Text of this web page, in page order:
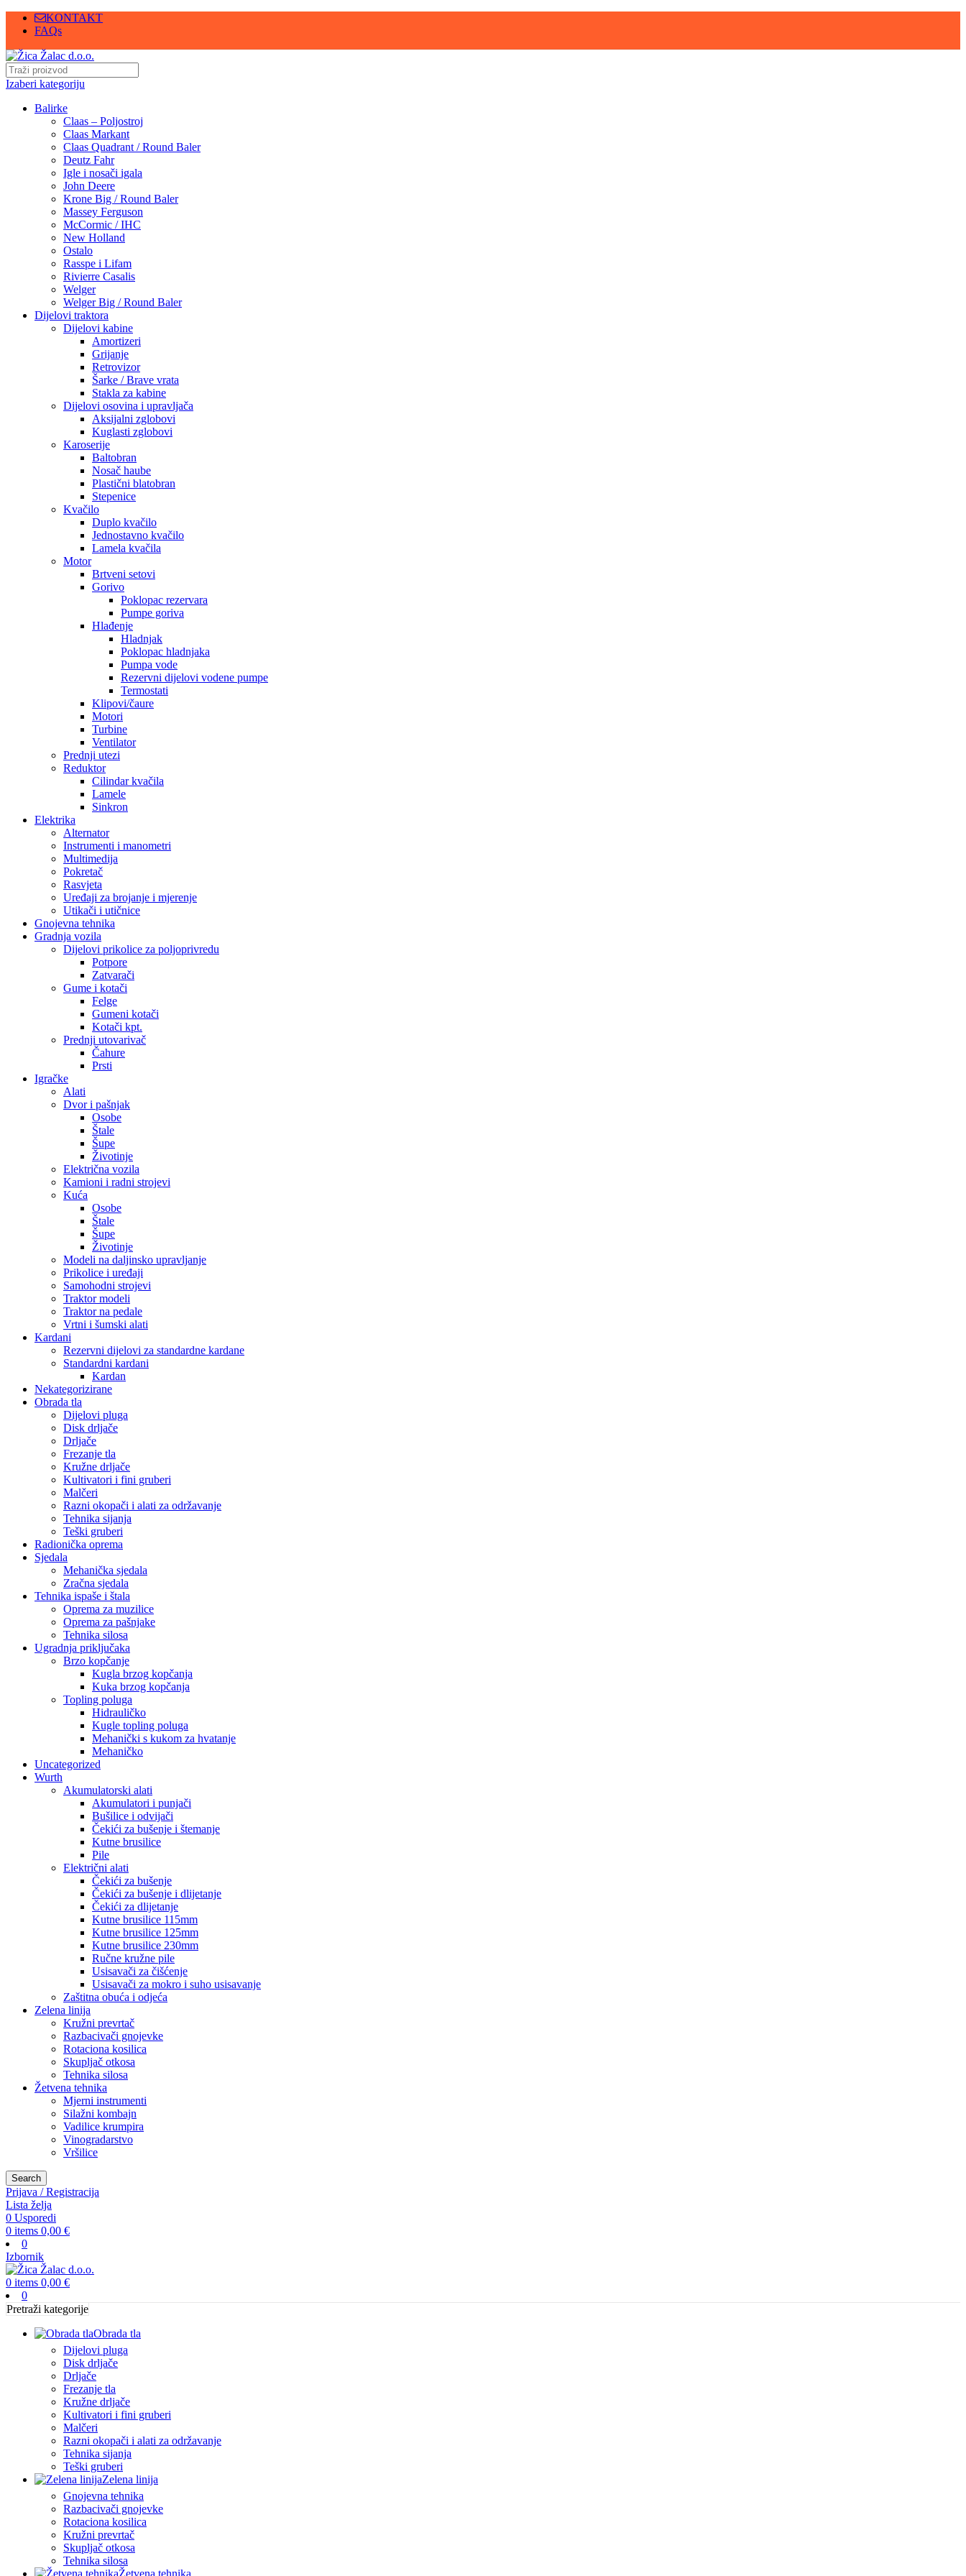
KONTAKT
FAQs
Izaberi kategoriju
Balirke
Claas – Poljostroj
Claas Markant
Claas Quadrant / Round Baler
Deutz Fahr
Igle i nosači igala
John Deere
Krone Big / Round Baler
Massey Ferguson
McCormic / IHC
New Holland
Ostalo
Rasspe i Lifam
Rivierre Casalis
Welger
Welger Big / Round Baler
Dijelovi traktora
Dijelovi kabine
Amortizeri
Grijanje
Retrovizor
Šarke / Brave vrata
Stakla za kabine
Dijelovi osovina i upravljača
Aksijalni zglobovi
Kuglasti zglobovi
Karoserije
Baltobran
Nosač haube
Plastični blatobran
Stepenice
Kvačilo
Duplo kvačilo
Jednostavno kvačilo
Lamela kvačila
Motor
Brtveni setovi
Gorivo
Poklopac rezervara
Pumpe goriva
Hlađenje
Hladnjak
Poklopac hladnjaka
Pumpa vode
Rezervni dijelovi vodene pumpe
Termostati
Klipovi/čaure
Motori
Turbine
Ventilator
Prednji utezi
Reduktor
Cilindar kvačila
Lamele
Sinkron
Elektrika
Alternator
Instrumenti i manometri
Multimedija
Pokretač
Rasvjeta
Uređaji za brojanje i mjerenje
Utikači i utičnice
Gnojevna tehnika
Gradnja vozila
Dijelovi prikolice za poljoprivredu
Potpore
Zatvarači
Gume i kotači
Felge
Gumeni kotači
Kotači kpt.
Prednji utovarivač
Čahure
Prsti
Igračke
Alati
Dvor i pašnjak
Osobe
Štale
Šupe
Životinje
Električna vozila
Kamioni i radni strojevi
Kuća
Osobe
Štale
Šupe
Životinje
Modeli na daljinsko upravljanje
Prikolice i uređaji
Samohodni strojevi
Traktor modeli
Traktor na pedale
Vrtni i šumski alati
Kardani
Rezervni dijelovi za standardne kardane
Standardni kardani
Kardan
Nekategorizirane
Obrada tla
Dijelovi pluga
Disk drljače
Drljače
Frezanje tla
Kružne drljače
Kultivatori i fini gruberi
Malčeri
Razni okopači i alati za održavanje
Tehnika sijanja
Teški gruberi
Radionička oprema
Sjedala
Mehanička sjedala
Zračna sjedala
Tehnika ispaše i štala
Oprema za muzilice
Oprema za pašnjake
Tehnika silosa
Ugradnja priključaka
Brzo kopčanje
Kugla brzog kopčanja
Kuka brzog kopčanja
Topling poluga
Hidrauličko
Kugle topling poluga
Mehanički s kukom za hvatanje
Mehaničko
Uncategorized
Wurth
Akumulatorski alati
Akumulatori i punjači
Bušilice i odvijači
Čekići za bušenje i štemanje
Kutne brusilice
Pile
Električni alati
Čekići za bušenje
Čekići za bušenje i dlijetanje
Čekići za dlijetanje
Kutne brusilice 115mm
Kutne brusilice 125mm
Kutne brusilice 230mm
Ručne kružne pile
Usisavači za čišćenje
Usisavači za mokro i suho usisavanje
Zaštitna obuća i odjeća
Zelena linija
Kružni prevrtač
Razbacivači gnojevke
Rotaciona kosilica
Skupljač otkosa
Tehnika silosa
Žetvena tehnika
Mjerni instrumenti
Silažni kombajn
Vadilice krumpira
Vinogradarstvo
Vršilice
Search
Prijava / Registracija
Lista želja
0 Usporedi
0 items 0,00 €
0
Izbornik
0 items 0,00 €
0
Pretraži kategorije
Obrada tla
Dijelovi pluga
Disk drljače
Drljače
Frezanje tla
Kružne drljače
Kultivatori i fini gruberi
Malčeri
Razni okopači i alati za održavanje
Tehnika sijanja
Teški gruberi
Zelena linija
Gnojevna tehnika
Razbacivači gnojevke
Rotaciona kosilica
Kružni prevrtač
Skupljač otkosa
Tehnika silosa
Žetvena tehnika